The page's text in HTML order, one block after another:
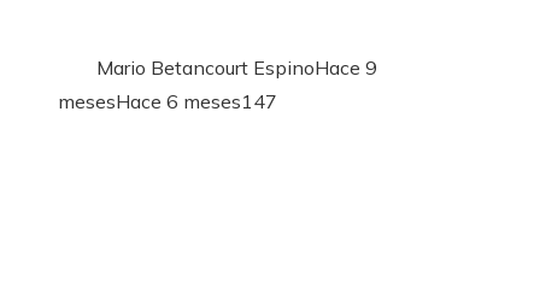
Mario Betancourt EspinoHace 9
mesesHace 6 meses147